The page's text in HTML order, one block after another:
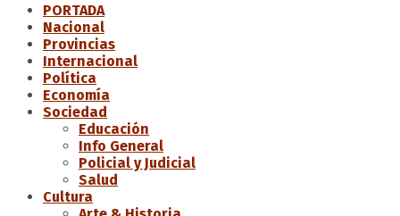
PORTADA
Nacional
Provincias
Internacional
Política
Economía
Sociedad
Educación
Info General
Policial y Judicial
Salud
Cultura